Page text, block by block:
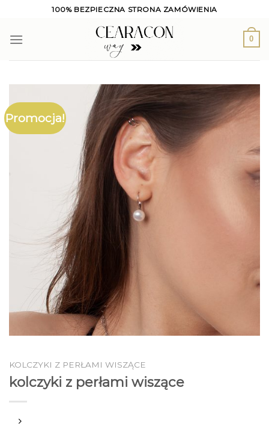
content
100% BEZPIECZNA STRONA ZAMÓWIENIA
0
Promocja!
KOLCZYKI Z PERŁAMI WISZĄCE
kolczyki z perłami wiszące